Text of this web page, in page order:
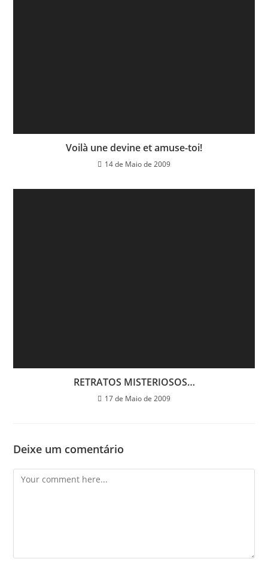
Voilà une devine et amuse-toi!
14 de Maio de 2009
RETRATOS MISTERIOSOS…
17 de Maio de 2009
Deixe um comentário
Comment